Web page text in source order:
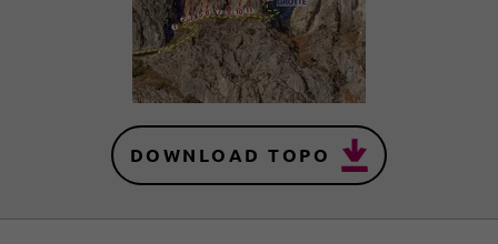
DOWNLOAD TOPO